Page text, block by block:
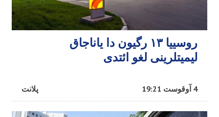
روسییا ۱۳ رگیون دا یاناجاق
لیمیتلرینی لغو ائتدی
پلانت 4 آوقوست 19:21